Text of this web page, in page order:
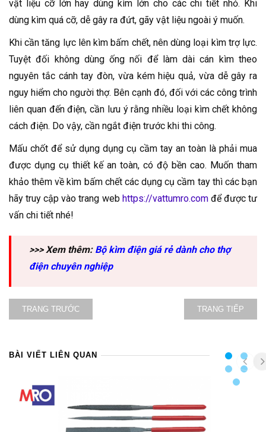
vật liệu cỡ lớn hay dùng kìm lớn cho các chi tiết nhỏ. Khi
dùng kìm quá cỡ, dễ gây ra đứt, gãy vật liệu ngoài ý muốn.
Khi cần tăng lực lên kìm bấm chết, nên dùng loại kìm trợ lực.
Tuyệt đối không dùng ống nối để làm dài cán kìm theo
nguyên tắc cánh tay đòn, vừa kém hiệu quả, vừa dễ gây ra
nguy hiểm cho người thợ. Bên cạnh đó, đối với các công trình
liên quan đến điện, cần lưu ý rằng nhiều loại kìm chết không
cách điện. Do vậy, cần ngắt điện trước khi thi công.
Mấu chốt để sử dụng dụng cụ cầm tay an toàn là phải mua
được dụng cụ thiết kế an toàn, có độ bền cao. Muốn tham
khảo thêm về kìm bấm chết các dụng cụ cầm tay thì các bạn
hãy truy cập vào trang web https://vattumro.comđể được tư
vấn chi tiết nhé!
>>> Xem thêm: Bộ kìm điện giá rẻ dành cho thợ
điện chuyên nghiệp
TRANG TRƯỚC TRANG TIẾP
BÀI VIẾT LIÊN QUAN